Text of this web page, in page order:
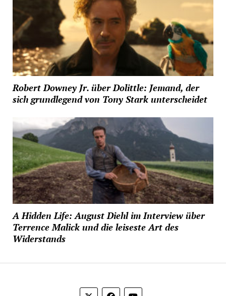
Robert Downey Jr. über Dolittle: Jemand, der
sich grundlegend von Tony Stark unterscheidet
A Hidden Life: August Diehl im Interview über
Terrence Malick und die leiseste Art des
Widerstands